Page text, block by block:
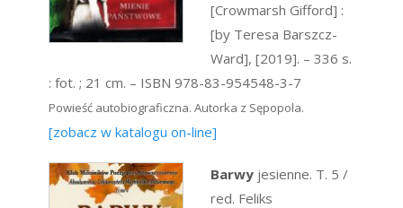
[Crowmarsh Gifford] :
[by Teresa Barszcz-
Ward], [2019]. – 336 s.
: fot. ; 21 cm. – ISBN 978-83-954548-3-7
Powieść autobiograficzna. Autorka z Sępopola.
[zobacz w katalogu on-line]
Barwy jesienne. T. 5 /
red. Feliks